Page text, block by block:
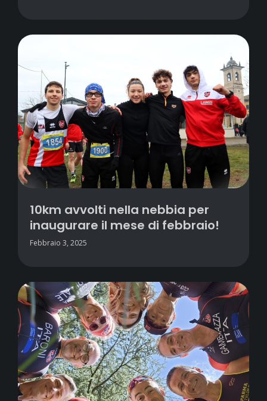
10km avvolti nella nebbia per
inaugurare il mese di febbraio!
Febbraio 3, 2025